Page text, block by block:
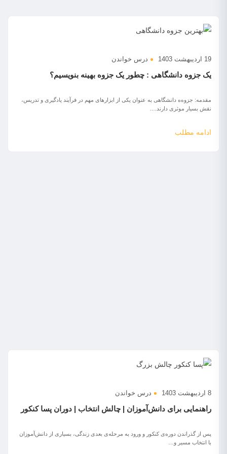
19 اردیبهشت 1403 درس خواندن
یک جزوه دانشگاهی : چطور یک جزوه بهینه بنویسیم؟
مقدمه: جزوه‌ه دانشگاهی به عنوان یکی از ابزارهای مهم در فرآیند یادگیری و تدریس،
نقش بسیار موثری دارند.…
ادامه مطلب
8 اردیبهشت 1403 درس خواندن
راهنمایی برای دانش‌آموزان | چالش انتخاب | دوران پسا کنکور
پس از گذراندن دوره‌ی کنکور و ورود به مرحله‌ی بعدی زندگی، بسیاری از دانش‌آموزان
با انتخاب مسیر و…